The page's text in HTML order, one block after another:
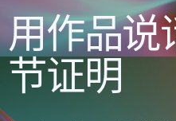
用作品说
节证明